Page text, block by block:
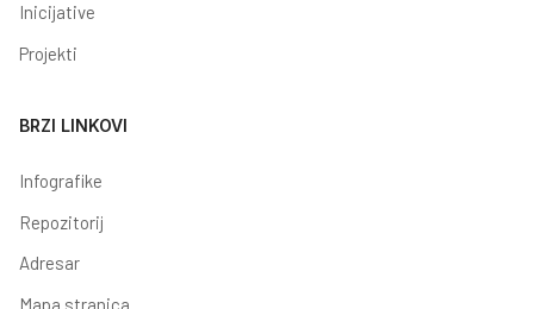
Inicijative
Projekti
BRZI LINKOVI
Infografike
Repozitorij
Adresar
Mapa stranica